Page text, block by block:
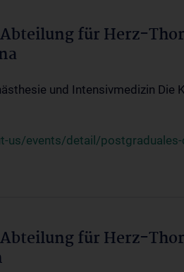
für Herz-
und Intensivmedizin
events/detail/
für Herz-